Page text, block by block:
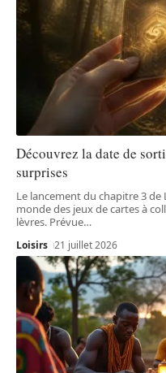
Découvrez la date de
surprises
Le lancement du chapitre 3
monde des jeux de cartes à
lèvres. Prévue…
Loisirs 21 juillet 2026